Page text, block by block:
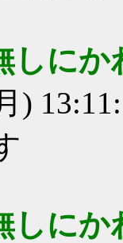
しに
)
しに